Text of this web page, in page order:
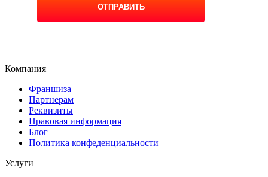
Компания
Франшиза
Партнерам
Реквизиты
Правовая информация
Блог
Политика конфеденциальности
Услуги